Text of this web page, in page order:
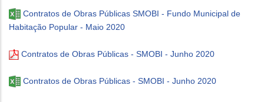
Contratos de Obras Públicas SMOBI - Fundo Municipal de
Habitação Popular - Maio 2020
Contratos de Obras Públicas - SMOBI - Junho 2020
Contratos de Obras Públicas - SMOBI - Junho 2020